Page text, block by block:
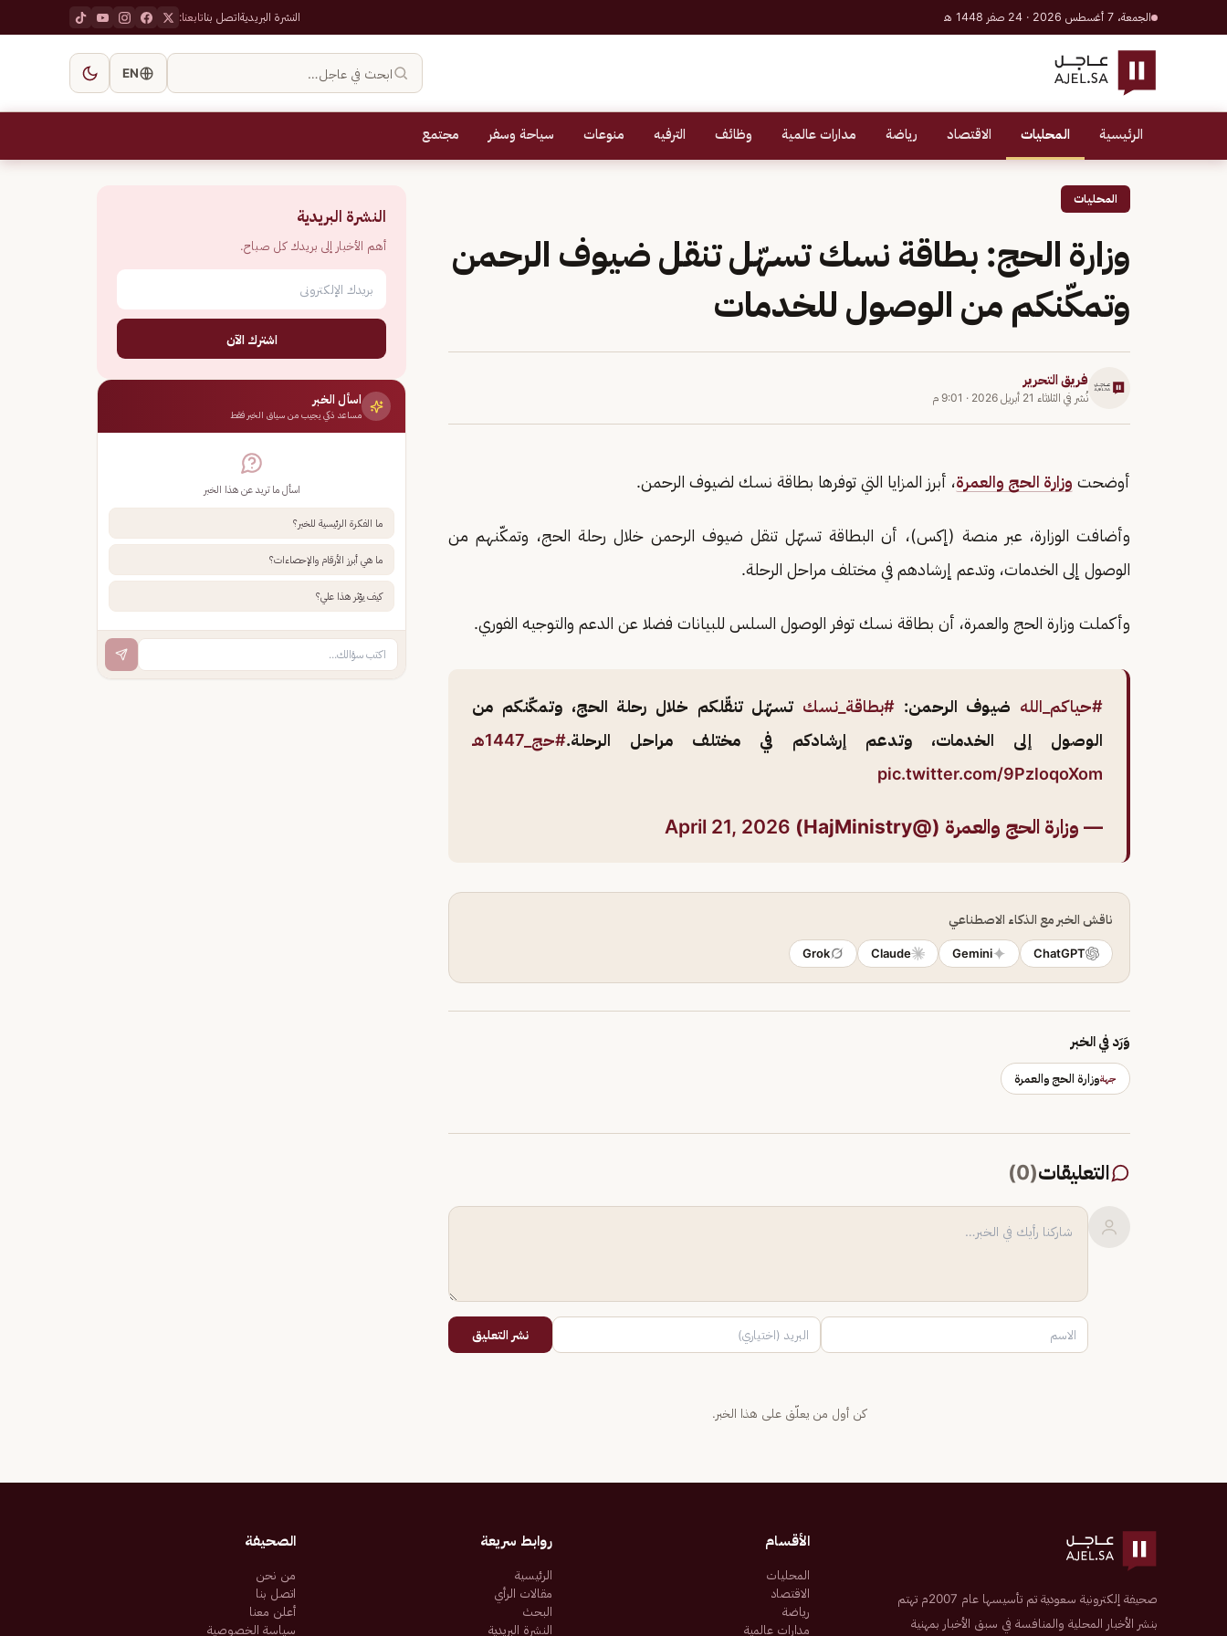
الجمعة، 7 أغسطس 2026 · 24 صفر 1448 هـ النشرة البريديةاتصل بناتابعنا:
ابحث في عاجل… EN
الرئيسية المحليات الاقتصاد رياضة مدارات عالمية وظائف الترفيه منوعات سياحة وسفر مجتمع
المحليات
وزارة الحج: بطاقة نسك تسهّل تنقل ضيوف الرحمن
وتمكّنكم من الوصول للخدمات
فريق التحرير
نُشر في الثلاثاء 21 أبريل 2026 · 9:01 م
أوضحت وزارة الحج والعمرة، أبرز المزايا التي توفرها بطاقة نسك لضيوف الرحمن.
وأضافت الوزارة، عبر منصة (إكس)، أن البطاقة تسهّل تنقل ضيوف الرحمن خلال رحلة الحج، وتمكّنهم من
الوصول إلى الخدمات، وتدعم إرشادهم في مختلف مراحل الرحلة.
وأكملت وزارة الحج والعمرة، أن بطاقة نسك توفر الوصول السلس للبيانات فضلا عن الدعم والتوجيه الفوري.
#حياكم_الله ضيوف الرحمن: #بطاقة_نسك تسهّل تنقّلكم خلال رحلة الحج، وتمكّنكم من
الوصول إلى الخدمات، وتدعم إرشادكم في مختلف مراحل الرحلة.#حج_1447هـ
pic.twitter.com/9PzloqoXom
— وزارة الحج والعمرة (@HajMinistry) April 21, 2026
ناقش الخبر مع الذكاء الاصطناعي
ChatGPT
Gemini
Claude
Grok
وَرَد في الخبر
جهةوزارة الحج والعمرة
التعليقات(
0
)
نشر التعليق
كن أول من يعلّق على هذا الخبر.
النشرة البريدية
أهم الأخبار إلى بريدك كل صباح.
اشترك الآن
اسأل الخبر
مساعد ذكي يجيب من سياق الخبر فقط
اسأل ما تريد عن هذا الخبر
ما الفكرة الرئيسية للخبر؟
ما هي أبرز الأرقام والإحصاءات؟
كيف يؤثر هذا علي؟
صحيفة إلكترونية سعودية تم تأسيسها عام 2007م تهتم
بنشر الأخبار المحلية والمنافسة في سبق الأخبار بمهنية
الأقسام
المحليات
الاقتصاد
رياضة
مدارات عالمية
روابط سريعة
الرئيسية
مقالات الرأي
البحث
النشرة البريدية
الصحيفة
من نحن
اتصل بنا
أعلن معنا
سياسة الخصوصية